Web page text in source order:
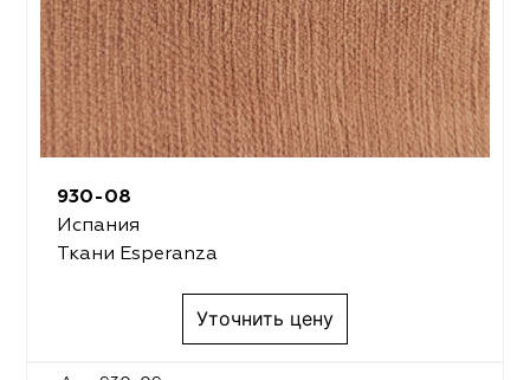
930-08
Испания
Ткани Esperanza
Уточнить цену